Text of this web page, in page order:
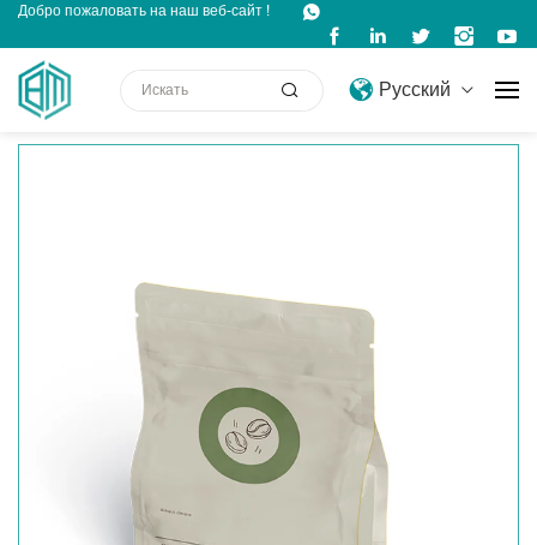
Добро пожаловать на наш веб-сайт !
Русский